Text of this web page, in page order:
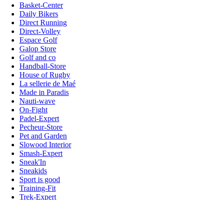
Basket-Center
Daily Bikers
Direct Running
Direct-Volley
Espace Golf
Galop Store
Golf and co
Handball-Store
House of Rugby
La sellerie de Maé
Made in Paradis
Nauti-wave
On-Fight
Padel-Expert
Pecheur-Store
Pet and Garden
Slowood Interior
Smash-Expert
Sneak'In
Sneakids
Sport is good
Training-Fit
Trek-Expert